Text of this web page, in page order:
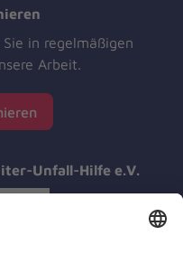
in regelmäßigen
Arbeit.
Unfall-Hilfe e.V.